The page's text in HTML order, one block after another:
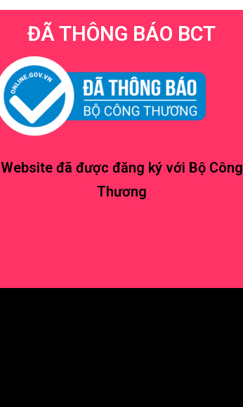
ĐÃ THÔNG BÁO BCT
Website đã được đăng ký với Bộ Công
Thương